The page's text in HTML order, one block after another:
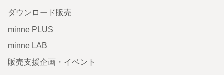
ダウンロード販売
minne PLUS
minne LAB
販売支援企画・イベント